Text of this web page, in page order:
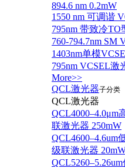
894.6 nm 0.2mW
1550 nm 可调谐
795nm 带致冷
760-794.7nm SM
1403nm单模
795nm VCSEL激
More>>
QCL激光器子分类
QCL激光器
QCL4000–4.0μm
联激光器 250mW
QCL4600–4.6um
级联激光器